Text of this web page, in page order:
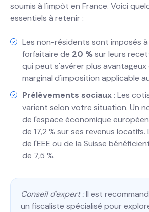
soumis à l'impôt en France. Voici
essentiels à retenir :
Les non-résidents sont imposés
forfaitaire de 20 % sur leurs
qui peut s'avérer plus avantageux
marginal d'imposition applicable
Prélèvements sociaux : Les
varient selon votre situation. Un
de l'espace économique
de 17,2 % sur ses revenus
de l'EEE ou de la Suisse
de 7,5 %.
Conseil d'expert :Il est
un fiscaliste spécialisé pour